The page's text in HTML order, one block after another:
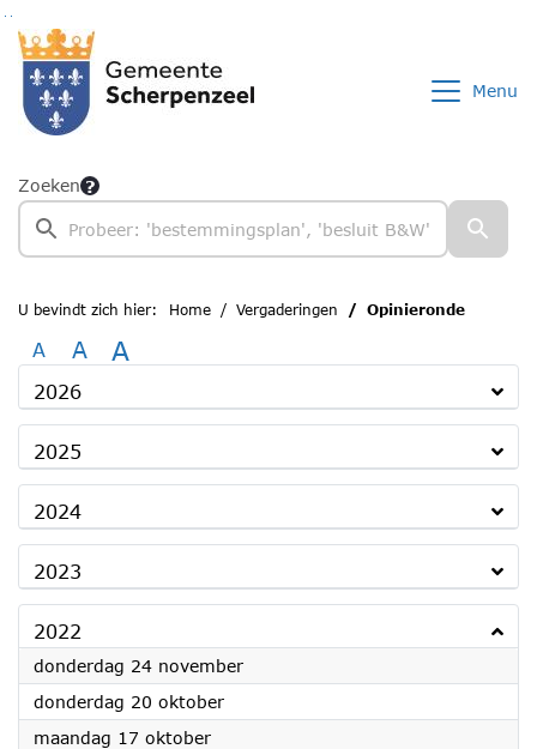
Ga naar de inhoud van deze pagina
Ga naar het zoeken
Ga naar het menu
Menu
Zoeken
U bevindt zich hier: Home Vergaderingen Opinieronde
A A A
2026
2025
2024
2023
2022
donderdag 24 november2022
donderdag 20 oktober2022
maandag 17 oktober2022